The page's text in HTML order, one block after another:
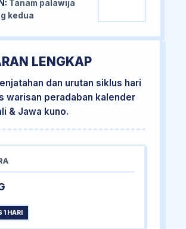
Tanam palawija
kedua
LENGKAP
dan urutan siklus hari
warisan peradaban kalender
& Jawa kuno.
HARI